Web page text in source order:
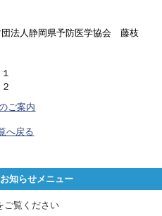
団法人静岡県予防医学協会 藤枝
ご案内
へ戻る
知らせメニュー
ご覧ください